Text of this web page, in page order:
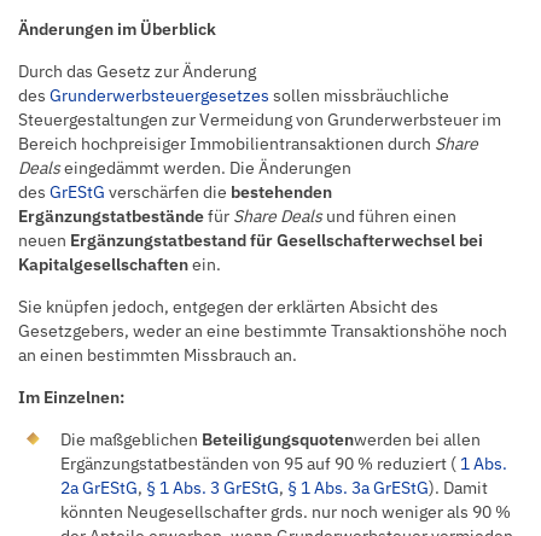
Änderungen im Überblick
Durch das Gesetz zur Änderung
des Grunderwerbsteuergesetzes sollen missbräuchliche
Steuergestaltungen zur Vermeidung von Grunderwerbsteuer im
Bereich hochpreisiger Immobilientransaktionen durch Share
Dealseingedämmt werden. Die Änderungen
des GrEStG verschärfen die bestehenden
Ergänzungstatbeständefür Share Dealsund führen einen
neuen Ergänzungstatbestand für Gesellschafterwechsel bei
Kapitalgesellschaftenein.
Sie knüpfen jedoch, entgegen der erklärten Absicht des
Gesetzgebers, weder an eine bestimmte Transaktionshöhe noch
an einen bestimmten Missbrauch an.
Im Einzelnen:
Die maßgeblichen Beteiligungsquotenwerden bei allen
Ergänzungstatbeständen von 95 auf 90 % reduziert ( 1 Abs.
2a GrEStG, § 1 Abs. 3 GrEStG, § 1 Abs. 3a GrEStG). Damit
könnten Neugesellschafter grds. nur noch weniger als 90 %